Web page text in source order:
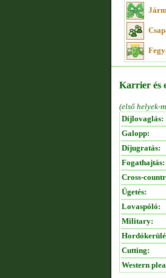
Karrier és
(első helyek-
Díjlovaglás:
Galopp:
Díjugratás:
Fogathajtás:
Cross-
Ügetés:
Lovaspóló:
Military:
Cutting:
Western